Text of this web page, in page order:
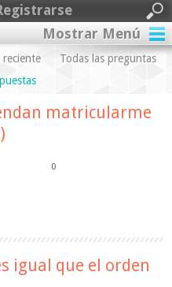
Mostrar Menú
Todas las preguntas
matricularme
0
igual que el orden